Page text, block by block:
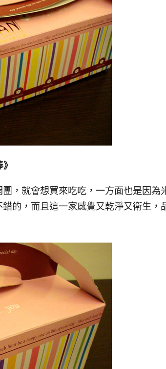
，就會想買來吃吃，一方面也是因為
的，而且這一家感覺又乾淨又衛生，